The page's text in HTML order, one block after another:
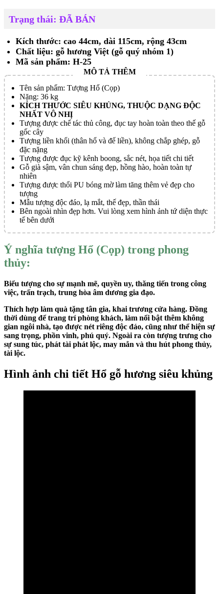
Trạng thái: ĐÃ BÁN
Kích thước: cao 44cm, dài 115cm, rộng 43cm
Chất liệu: gỗ hương Việt (gỗ quý nhóm 1)
Mã sản phẩm: H-25
Tên sản phẩm: Tượng Hổ (Cọp)
Nặng: 36 kg
KÍCH THƯỚC SIÊU KHỦNG, THUỘC DẠNG ĐỘC
NHẤT VÔ NHỊ
Tượng được chế tác thủ công, đục tay hoàn toàn theo thế gỗ
gốc cây
Tượng liền khối (thân hổ và đế liền), không chắp ghép, gỗ
đặc nặng
Tượng được đục kỹ kênh boong, sắc nét, họa tiết chi tiết
Gỗ già sậm, vân chun sáng đẹp, hồng hào, hoàn toàn tự
nhiên
Tượng được thổi PU bóng mờ làm tăng thêm vẻ đẹp cho
tượng
Mẫu tượng độc đáo, lạ mắt, thế đẹp, thần thái
Bên ngoài nhìn đẹp hơn. Vui lòng xem hình ảnh tứ diện thực
tế bên dưới
Ý nghĩa tượng Hổ (Cọp) trong phong
thủy:
Biểu tượng cho sự mạnh mẽ, quyền uy, thăng tiến trong công
việc, trấn trạch, trung hòa âm dương gia đạo.
Thích hợp làm quà tặng tân gia, khai trương cửa hàng. Đồng
thời dùng để trang trí phòng khách, làm nổi bật thêm không
gian ngôi nhà, tạo được nét riêng độc đáo, cũng như thể hiện sự
sang trọng, phồn vinh, phú quý. Ngoài ra còn tượng trưng cho
sự sung túc, phát tài phát lộc, may mắn và thu hút phong thủy,
tài lộc.
Hình ảnh chi tiết Hổ gỗ hương siêu khủng